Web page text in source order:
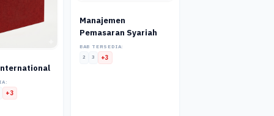
+3
Manajemen
Pemasaran Syariah
BAB TERSEDIA:
2
3 +3